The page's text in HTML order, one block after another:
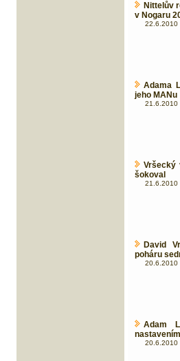
Nittelův
v Nogaru
22.6.2010
Adama
jeho MANu
21.6.2010
Vršecký
šokoval
21.6.2010
David
poháru
20.6.2010
Adam
nastavením
20.6.2010